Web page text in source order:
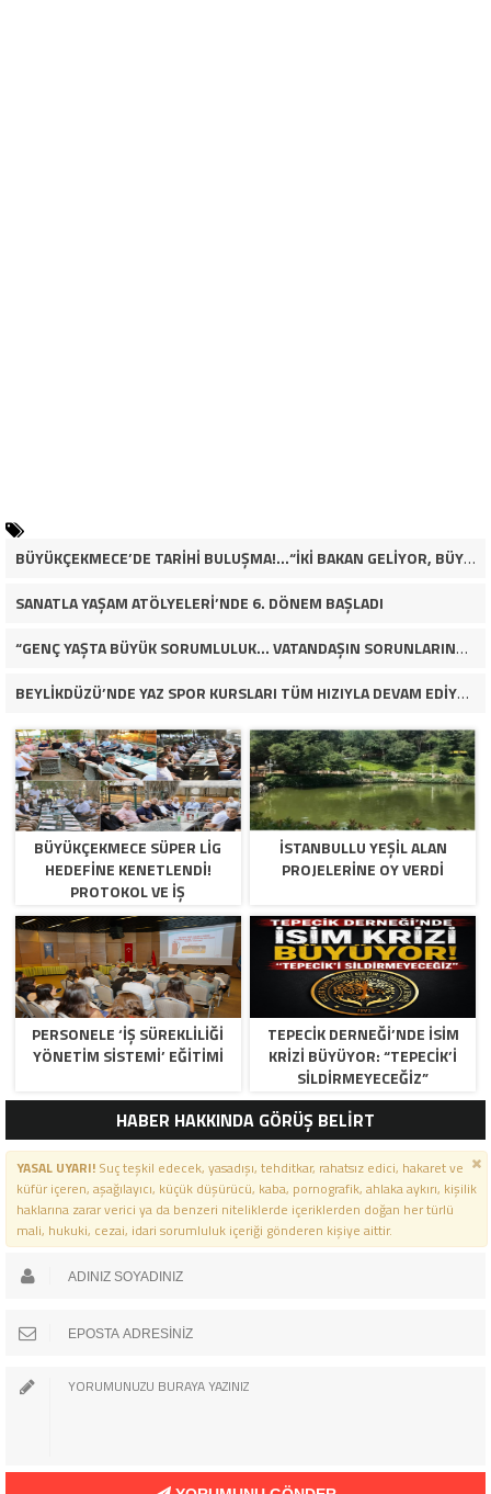
BÜYÜKÇEKMECE’DE TARİHİ BULUŞMA!…“İKİ BAKAN GELİYOR, BÜYÜKÇEKMECE’NİN ADLİYE KADERİ DEĞİŞECEK Mİ?”
SANATLA YAŞAM ATÖLYELERİ’NDE 6. DÖNEM BAŞLADI
“GENÇ YAŞTA BÜYÜK SORUMLULUK… VATANDAŞIN SORUNLARINA ÇÖZÜM ARIYOR!”
BEYLİKDÜZÜ’NDE YAZ SPOR KURSLARI TÜM HIZIYLA DEVAM EDİYOR
BÜYÜKÇEKMECE SÜPER LİG
HEDEFİNE KENETLENDİ!
PROTOKOL VE İŞ
DÜNYASINDAN BASKETBOL
TAKIMINA TAM DESTEK…
İSTANBULLU YEŞİL ALAN
PROJELERİNE OY VERDİ
PERSONELE ‘İŞ SÜREKLİLİĞİ
YÖNETİM SİSTEMİ’ EĞİTİMİ
TEPECİK DERNEĞİ’NDE İSİM
KRİZİ BÜYÜYOR: “TEPECİK’İ
SİLDİRMEYECEĞİZ”
HABER HAKKINDA GÖRÜŞ BELİRT
YASAL UYARI!Suç teşkil edecek, yasadışı, tehditkar, rahatsız edici, hakaret ve
küfür içeren, aşağılayıcı, küçük düşürücü, kaba, pornografik, ahlaka aykırı, kişilik
haklarına zarar verici ya da benzeri niteliklerde içeriklerden doğan her türlü
mali, hukuki, cezai, idari sorumluluk içeriği gönderen kişiye aittir.